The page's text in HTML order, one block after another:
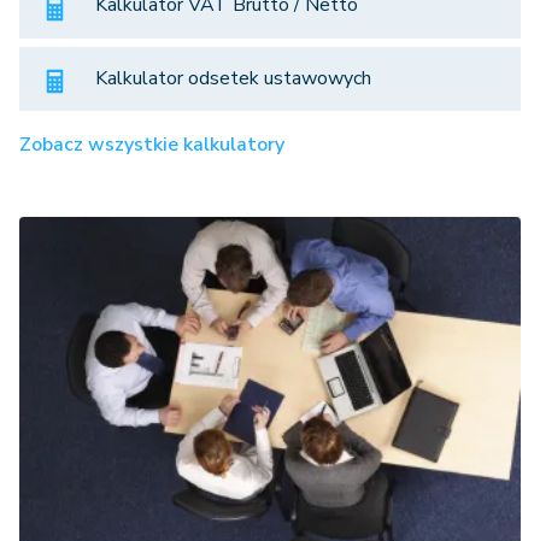
Kalkulator odsetek ustawowych
Zobacz wszystkie kalkulatory